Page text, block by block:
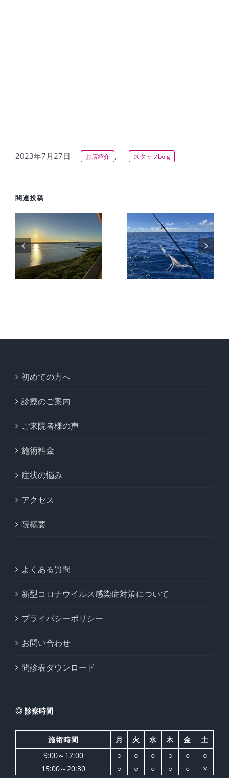
2023年7月27日 お店紹介 , スタッフbolg
関連投稿
【宮古島2
日目】猛暑
の中での高
級魚を狙う
船釣りと反
【2026年】
夏の宮古島
を先取りし
た暑い1日
初めての方へ
診療のご案内
ご来院者様の声
施術料金
症状の悩み
アクセス
院概要
よくある質問
新型コロナウイルス感染症対策について
プライバシーポリシー
お問い合わせ
問診表ダウンロード
◎ 診察時間
施術時間 月 火 水 木 金
土
9:00～12:00
○ ○ ○ ○ ○
○
15:00～20:30
○ ○ ○ ○ ○ ×